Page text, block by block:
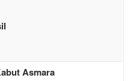
Asmara